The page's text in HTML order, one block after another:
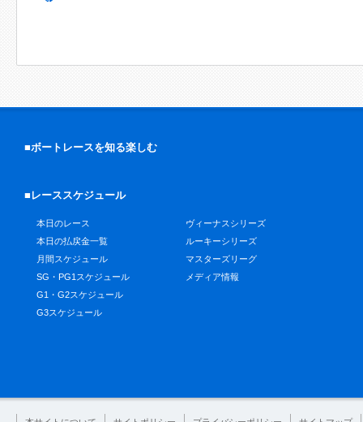
■ボートレースを知る楽しむ
■レーススケジュール
本日のレース
本日の払戻金一覧
月間スケジュール
SG・PG1スケジュール
G1・G2スケジュール
G3スケジュール
ヴィーナスシリーズ
ルーキーシリーズ
マスターズリーグ
メディア情報